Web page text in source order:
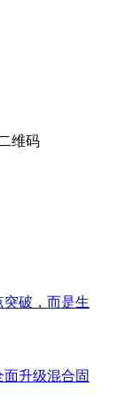
维码
破，而是生
升级混合固